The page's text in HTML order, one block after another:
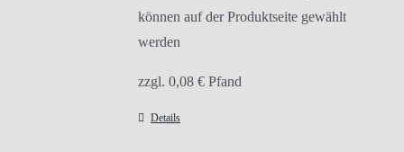
können auf der Produktseite gewählt
werden
zzgl. 0,08 € Pfand
Details